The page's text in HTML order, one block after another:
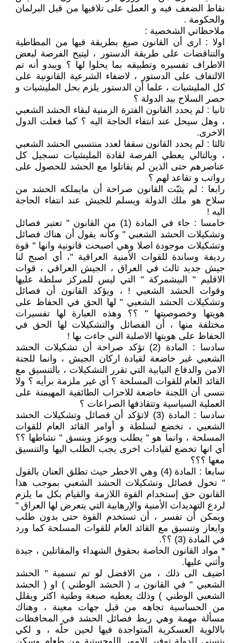
نقاط الضعف فيه و العمل على تلافيها من قبل البرلمان
والحكومة .
ملاحظاتي الشخصية :
اولا : ارى أن القانون صيغ بطريقة فيها من المطاطية
والتناقضات على طريقة الدستور ، ليتيح الفرصة لبعض
الاطراف تفسيره وتطبيقه بما يحلوا لها ؟ ويبدو أنه تم
الالتفاف على الدستور ، لاضفاء الشرعية القانونية على
كل المليشيات ، علما أن الدستور يلزم بحل المليشيات و
حصر السلاح بيد الدولة ؟
ثانيا : لم يحدد القانون الفترة الزمنية لبقاء الحشد الشعبي
، وهل سيحل عند انتفاء الحاجة اليه ؟ كما فعلت الدول
الاخرى.
ثالثا : لم يحدد القانون سقفا لعدد منتسبي الحشد الشعبي
، وبالتالي يعطي الفرصة لقادة المليشيات تسجيل كل
عناصرهم حتى الذين لم يقاتلوا مع الحشد للحصول على
رواتب و تقاعد لهم ؟
رابعا : لم يثبّت القانون صراحة أن مايملكه الحشد من
سلاح هو ملك الدولة ويسلم للجيش عند انتفاء الحاجة
اليه !
خامسا : جاء في المادة (1) من القانون " تعتبر فصائل
وتشكيلات الحشد الشعبي " وكأنه يقول أن هناك فصائل
وتشكيلات موجودة اصلا وهي اصبحت قانونية وانها " قوة
رديفة وساندة للقوات الأمنية العراقية "، أي اصبح لنا
جيش جديد ثالث في العراق ، الجيش العراقي ، قوات
الاقليم " البيشمركة " التي ليس للمركز سلطة عليها
وقوات الحشد الشعبي ! ، ويؤكد القانون أن فصائل
وتشكيلات الحشد الشعبي " لها الحق في الحفاظ على
هويتها وخصوصيتها " ؟؟ وهذه العبارة لها تفسيرات
مختلفة منها ، أن الفصائل والتشكيلات لها الحق في
الحفاظ على هويتها الاصلية التي جاءت بها !
سادسا : المادة (2) تؤكد صراحة أن تشكيلات الحشد
الشعبي غير خاضعة لقيادة اركان الجيش ، وانما للجنة
الامن والدفاع النيابية التي تقرر التشكيلات ، بالتنسيق مع
القائد العام للقوات المسلحة ؟ أي غير ملزمة برأيه ؟ ولا
ننسى أن اللجنة خاضعة للاحزاب الطائفية المهيمنة على
العملية السياسية وتتقاذفها الصراعات ؟
سادسا : المادة (3) لاتؤكد أن فصائل وتشكيلات الحشد
الشعبي ، تخضع لسلطة و أوامر القائد العام للقوات
المسلحة ، وانما هو " يطلب ويوعز وينسق " نشاطها ؟؟
أي انها تخضع لقيادات اخرى يجب الطلب اليها والتنسيق
معها ؟؟؟
سابعا : المادة (4) وهي الاخطر حيث تطلق العنان بالقول
" تخول فصائل وتشكيلات الحشد الشعبي بموجب هذا
القانون حق إستخدام القوة اللازمة والقيام بكل ما يلزم
لردع التهديدات الأمنية والإرهابية التي يتعرض لها العراق "
ويمكن أن تفسر ، أن تستخدم القوة حتى بدون طلب
وايعاز وتنسيق مع القائد العام للقوات المسلحة كما ورد
في المادة (3) ؟؟.
* مواد القانون الخاصة بحقوق الشهداء والمقاتلين ، جيدة
وأثني عليها.
اضيف الى ذلك ، من الافضل لو تم تسمية " الحشد
الشعبي " في القانون بـ ( الحشد الوطني ) او ( الحشد
الشعبي الوطني ) وذلك يعطيه صبغة وطنية اكثر ويقلل
من الحساسية تجاهه من قبل جهات معينة ، وهناك
مسألة مهمة وهي ربط فصائل الحشد في المحافظات
بالالوية العسكرية المتواجدة فيها لحين حلّه ، و لكي